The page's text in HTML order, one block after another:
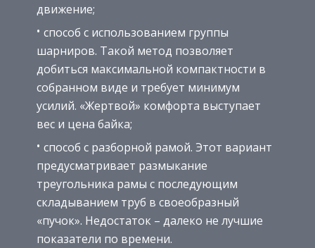
движение;
способ с использованием группы
шарниров. Такой метод позволяет
добиться максимальной компактности в
собранном виде и требует минимум
усилий. «Жертвой» комфорта выступает
вес и цена байка;
способ с разборной рамой. Этот вариант
предусматривает размыкание
треугольника рамы с последующим
складыванием труб в своеобразный
«пучок». Недостаток – далеко не лучшие
показатели по времени.